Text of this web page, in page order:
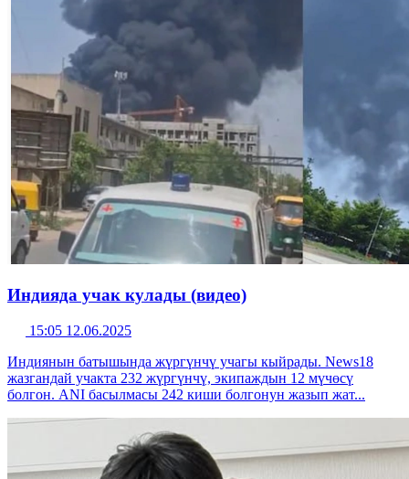
Индияда учак кулады (видео)
15:05 12.06.2025
Индиянын батышында жүргүнчү учагы кыйрады. News18
жазгандай учакта 232 жүргүнчү, экипаждын 12 мүчөсү
болгон. ANI басылмасы 242 киши болгонун жазып жат...